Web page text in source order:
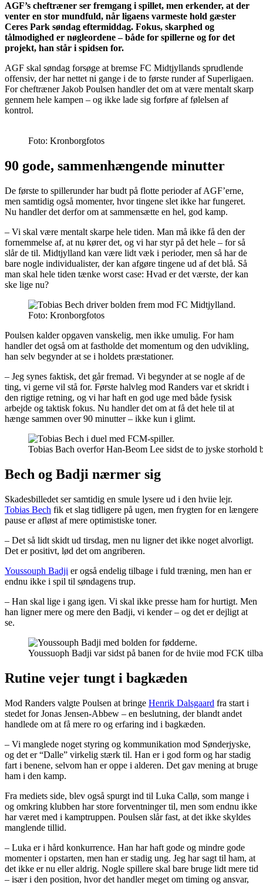
AGF’s cheftræner ser fremgang i spillet, men erkender, at der
venter en stor mundfuld, når ligaens varmeste hold gæster
Ceres Park søndag eftermiddag. Fokus, skarphed og
tålmodighed er nøgleordene – både for spillerne og for det
projekt, han står i spidsen for.
AGF skal søndag forsøge at bremse FC Midtjyllands sprudlende
offensiv, der har nettet ni gange i de to første runder af Superligaen.
For cheftræner Jakob Poulsen handler det om at være mentalt skarp
gennem hele kampen – og ikke lade sig forføre af følelsen af
kontrol.
Foto: Kronborgfotos
90 gode, sammenhængende minutter
De første to spillerunder har budt på flotte perioder af AGF’erne,
men samtidig også momenter, hvor tingene slet ikke har fungeret.
Nu handler det derfor om at sammensætte en hel, god kamp.
– Vi skal være mentalt skarpe hele tiden. Man må ikke få den der
fornemmelse af, at nu kører det, og vi har styr på det hele – for så
slår de til. Midtjylland kan være lidt væk i perioder, men så har de
bare nogle individualister, der kan afgøre tingene ud af det blå. Så
man skal hele tiden tænke worst case: Hvad er det værste, der kan
ske lige nu?
Foto: Kronborgfotos
Poulsen kalder opgaven vanskelig, men ikke umulig. For ham
handler det også om at fastholde det momentum og den udvikling,
han selv begynder at se i holdets præstationer.
– Jeg synes faktisk, det går fremad. Vi begynder at se nogle af de
ting, vi gerne vil stå for. Første halvleg mod Randers var et skridt i
den rigtige retning, og vi har haft en god uge med både fysisk
arbejde og taktisk fokus. Nu handler det om at få det hele til at
hænge sammen over 90 minutter – ikke kun i glimt.
Tobias Bach overfor Han-Beom Lee sidst de to jyske storhold
Bech og Badji nærmer sig
Skadesbilledet ser samtidig en smule lysere ud i den hviie lejr.
Tobias Bech fik et slag tidligere på ugen, men frygten for en længere
pause er afløst af mere optimistiske toner.
– Det så lidt skidt ud tirsdag, men nu ligner det ikke noget alvorligt.
Det er positivt, lød det om angriberen.
Youssouph Badji er også endelig tilbage i fuld træning, men han er
endnu ikke i spil til søndagens trup.
– Han skal lige i gang igen. Vi skal ikke presse ham for hurtigt. Men
han ligner mere og mere den Badji, vi kender – og det er dejligt at
se.
Youssuoph Badji var sidst på banen for de hviie mod FCK
Rutine vejer tungt i bagkæden
Mod Randers valgte Poulsen at bringe Henrik Dalsgaard fra start i
stedet for Jonas Jensen-Abbew – en beslutning, der blandt andet
handlede om at få mere ro og erfaring ind i bagkæden.
– Vi manglede noget styring og kommunikation mod Sønderjyske,
og det er “Dalle” virkelig stærk til. Han er i god form og har stadig
fart i benene, selvom han er oppe i alderen. Det gav mening at bruge
ham i den kamp.
Fra mediets side, blev også spurgt ind til Luka Callø, som mange i
og omkring klubben har store forventninger til, men som endnu ikke
har været med i kamptruppen. Poulsen slår fast, at det ikke skyldes
manglende tillid.
– Luka er i hård konkurrence. Han har haft gode og mindre gode
momenter i opstarten, men han er stadig ung. Jeg har sagt til ham, at
det ikke er nu eller aldrig. Nogle spillere skal bare bruge lidt mere tid
– især i den position, hvor det handler meget om timing og ansvar,